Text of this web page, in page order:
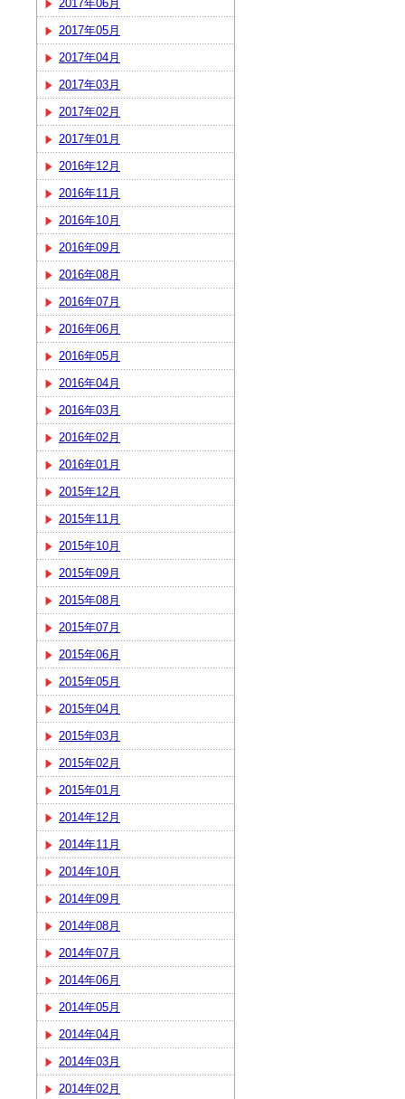
2017年06月
2017年05月
2017年04月
2017年03月
2017年02月
2017年01月
2016年12月
2016年11月
2016年10月
2016年09月
2016年08月
2016年07月
2016年06月
2016年05月
2016年04月
2016年03月
2016年02月
2016年01月
2015年12月
2015年11月
2015年10月
2015年09月
2015年08月
2015年07月
2015年06月
2015年05月
2015年04月
2015年03月
2015年02月
2015年01月
2014年12月
2014年11月
2014年10月
2014年09月
2014年08月
2014年07月
2014年06月
2014年05月
2014年04月
2014年03月
2014年02月